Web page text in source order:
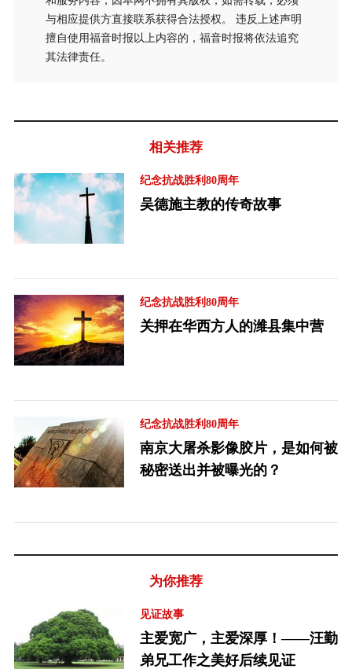
与相应提供方直接联系获得合法授权。 违反上述声明
擅自使用福音时报以上内容的，福音时报将依法追究
其法律责任。
相关推荐
纪念抗战胜利80周年
吴德施主教的传奇故事
纪念抗战胜利80周年
关押在华西方人的潍县集中营
纪念抗战胜利80周年
南京大屠杀影像胶片，是如何被
秘密送出并被曝光的？
为你推荐
见证故事
主爱宽广，主爱深厚！——汪勤
弟兄工作之美好后续见证